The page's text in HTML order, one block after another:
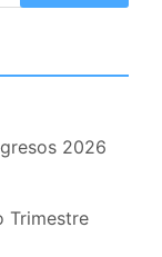
2026
Trimestre